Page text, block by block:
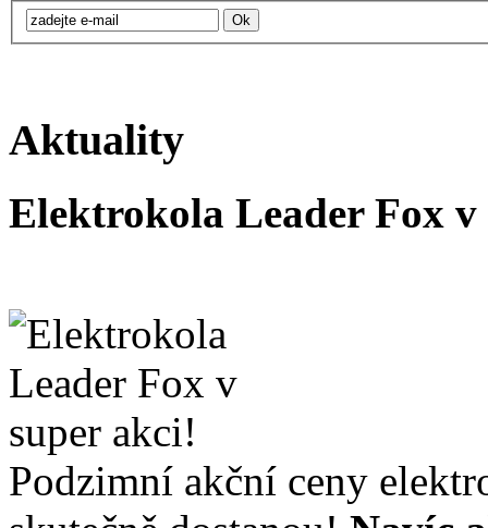
Aktuality
Elektrokola Leader Fox
Podzimní akční ceny